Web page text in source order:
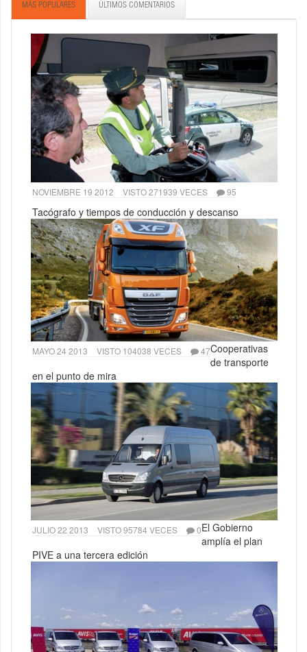
MÁS POPULARES ÚLTIMOS COMENTARIOS
NOVIEMBRE 19 2012 VISTO 271939 VECES 95
Tacógrafo y tiempos de conducción y descanso
MAYO 24 2013 VISTO 104038 VECES 47Cooperativas
de transporte
en el punto de mira
JULIO 22 2013 VISTO 95784 VECES 0El Gobierno
amplía el plan
PIVE a una tercera edición